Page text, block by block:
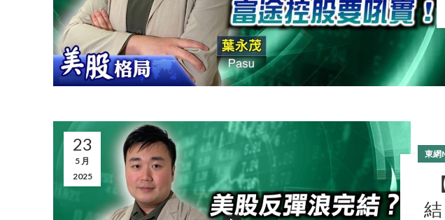
23
5 月
2025
東網